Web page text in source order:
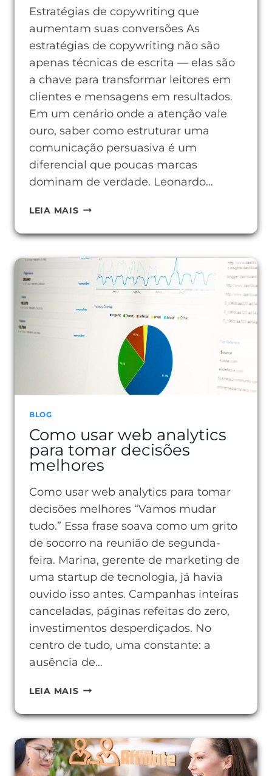
Estratégias de copywriting que
aumentam suas conversões As
estratégias de copywriting não são
apenas técnicas de escrita — elas são
a chave para transformar leitores em
clientes e mensagens em resultados.
Em um cenário onde a atenção vale
ouro, saber como estruturar uma
comunicação persuasiva é um
diferencial que poucas marcas
dominam de verdade. Leonardo…
LEIA MAISESTRATÉGIAS
QUE
AUMENTAM
CONVERSÕES
BLOG
Como usar web analytics
para tomar decisões
melhores
Como usar web analytics para tomar
decisões melhores “Vamos mudar
tudo.” Essa frase soava como um grito
de socorro na reunião de segunda-
feira. Marina, gerente de marketing de
uma startup de tecnologia, já havia
ouvido isso antes. Campanhas inteiras
canceladas, páginas refeitas do zero,
investimentos desperdiçados. No
centro de tudo, uma constante: a
ausência de…
LEIA MAISCOMO
ANALYTICS
PARA